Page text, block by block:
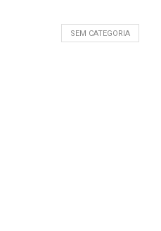
SEM CATEGORIA